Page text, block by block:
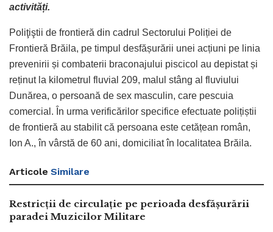
activități.
Poliţiştii de frontieră din cadrul Sectorului Poliției de
Frontieră Brăila, pe timpul desfășurării unei acțiuni pe linia
prevenirii și combaterii braconajului piscicol au depistat și
reținut la kilometrul fluvial 209, malul stâng al fluviului
Dunărea, o persoană de sex masculin, care pescuia
comercial. În urma verificărilor specifice efectuate polițiștii
de frontieră au stabilit că persoana este cetățean român,
Ion A., în vârstă de 60 ani, domiciliat în localitatea Brăila.
Articole Similare
Restricții de circulație pe perioada desfășurării
paradei Muzicilor Militare